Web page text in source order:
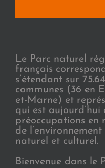
Le Parc naturel
français
s’étendant sur
communes (36 en
et-Marne) et
qui est
préoccupations en
de
naturel et culturel.
Bienvenue dans le